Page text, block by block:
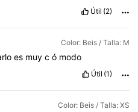
Útil (2)
Color: Beis / Talla: M
es muy c ó modo
Útil (1)
Color: Beis / Talla: XS